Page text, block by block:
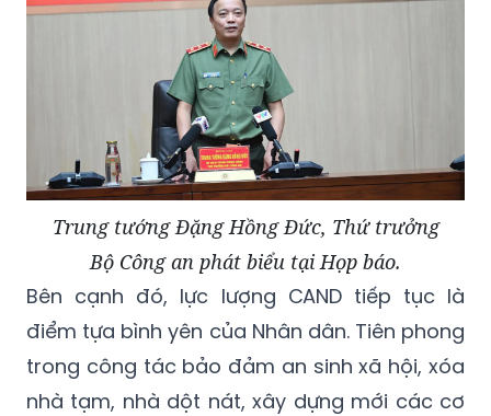
Trung tướng Đặng Hồng Đức, Thứ trưởng
Bộ Công an phát biểu tại Họp báo.
Bên cạnh đó, lực lượng CAND tiếp tục là
điểm tựa bình yên của Nhân dân. Tiên phong
trong công tác bảo đảm an sinh xã hội, xóa
nhà tạm, nhà dột nát, xây dựng mới các cơ